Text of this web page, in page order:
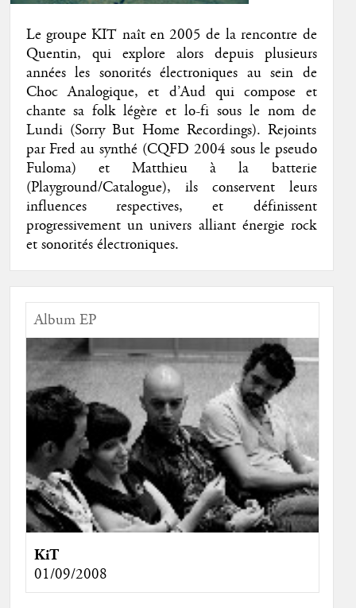
Le groupe KIT naît en 2005 de la rencontre de
Quentin, qui explore alors depuis plusieurs
années les sonorités électroniques au sein de
Choc Analogique, et d’Aud qui compose et
chante sa folk légère et lo-fi sous le nom de
Lundi (Sorry But Home Recordings). Rejoints
par Fred au synthé (CQFD 2004 sous le pseudo
Fuloma) et Matthieu à la batterie
(Playground/Catalogue), ils conservent leurs
influences respectives, et définissent
progressivement un univers alliant énergie rock
et sonorités électroniques.
Album EP
KiT
01/09/2008